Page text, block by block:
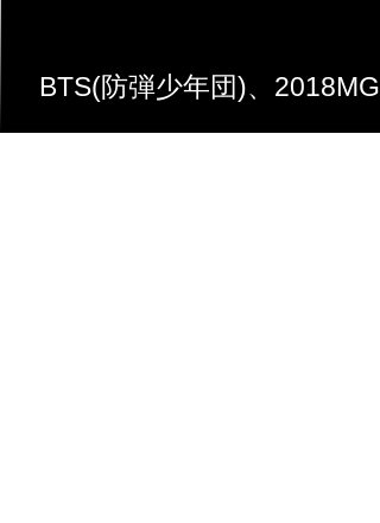
BTS(防弾少年団)、